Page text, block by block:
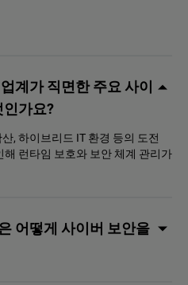
계가 직면한 주요 사이
인가요?
, 하이브리드 IT 환경 등의 도전
런타임 보호와 보안 체계 관리가
어떻게 사이버 보안을